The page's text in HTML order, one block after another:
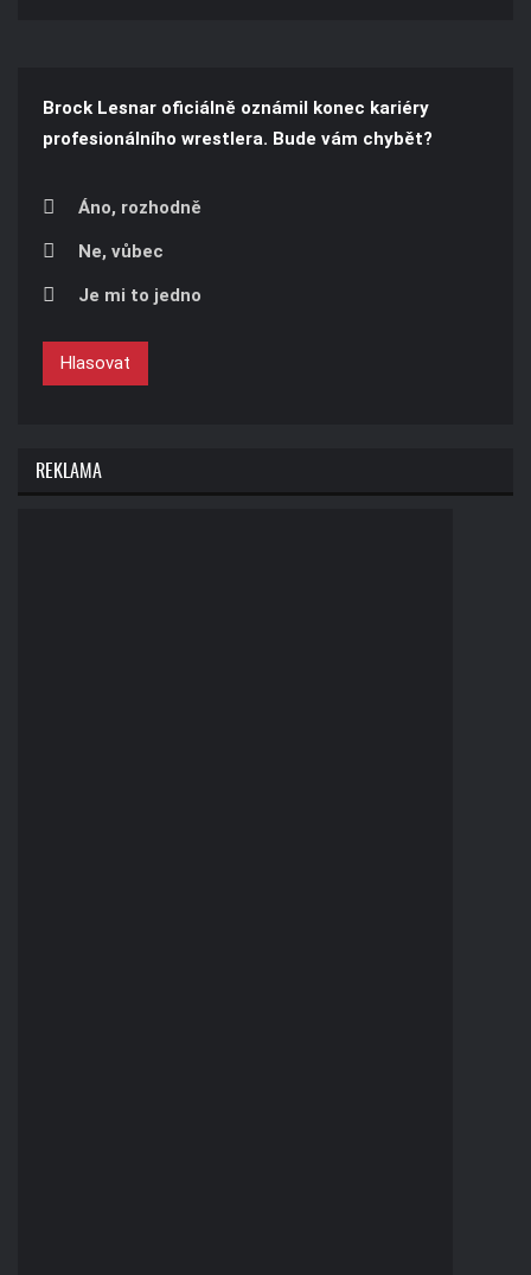
Brock Lesnar oficiálně oznámil konec kariéry
profesionálního wrestlera. Bude vám chybět?
Áno, rozhodně
Ne, vůbec
Je mi to jedno
Hlasovat
REKLAMA